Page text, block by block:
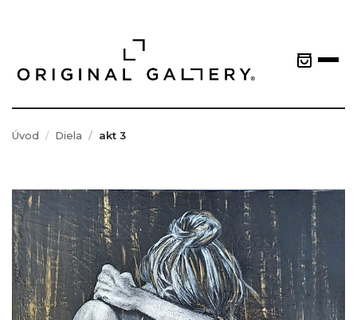
Úvod Diela akt 3